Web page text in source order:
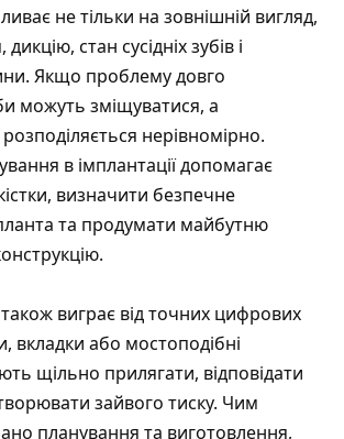
не тільки на зовнішній вигляд,
стан сусідніх зубів і
Якщо проблему довго
можуть зміщуватися, а
нерівномірно.
в імплантації допомагає
визначити безпечне
та продумати майбутню
виграє від точних цифрових
вкладки або мостоподібні
щільно прилягати, відповідати
зайвого тиску. Чим
планування та виготовлення,